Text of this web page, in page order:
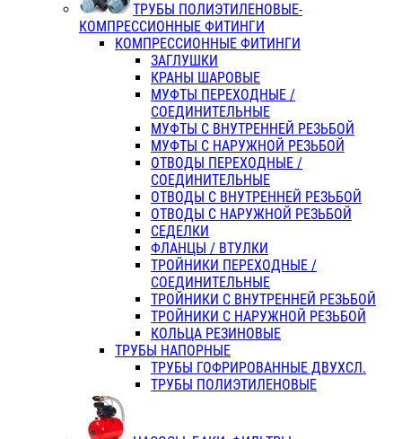
ТРУБЫ ПОЛИЭТИЛЕНОВЫЕ-
КОМПРЕССИОННЫЕ ФИТИНГИ
КОМПРЕССИОННЫЕ ФИТИНГИ
ЗАГЛУШКИ
КРАНЫ ШАРОВЫЕ
МУФТЫ ПЕРЕХОДНЫЕ /
СОЕДИНИТЕЛЬНЫЕ
МУФТЫ С ВНУТРЕННЕЙ РЕЗЬБОЙ
МУФТЫ С НАРУЖНОЙ РЕЗЬБОЙ
ОТВОДЫ ПЕРЕХОДНЫЕ /
СОЕДИНИТЕЛЬНЫЕ
ОТВОДЫ С ВНУТРЕННЕЙ РЕЗЬБОЙ
ОТВОДЫ С НАРУЖНОЙ РЕЗЬБОЙ
СЕДЕЛКИ
ФЛАНЦЫ / ВТУЛКИ
ТРОЙНИКИ ПЕРЕХОДНЫЕ /
СОЕДИНИТЕЛЬНЫЕ
ТРОЙНИКИ С ВНУТРЕННЕЙ РЕЗЬБОЙ
ТРОЙНИКИ С НАРУЖНОЙ РЕЗЬБОЙ
КОЛЬЦА РЕЗИНОВЫЕ
ТРУБЫ НАПОРНЫЕ
ТРУБЫ ГОФРИРОВАННЫЕ ДВУХСЛ.
ТРУБЫ ПОЛИЭТИЛЕНОВЫЕ